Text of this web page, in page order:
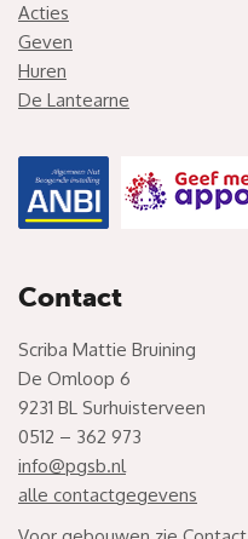
Acties
Geven
Huren
De Lantearne
Contact
Scriba Mattie Bruining
De Omloop 6
9231 BL Surhuisterveen
0512 – 362 973
info@pgsb.nl
alle contactgegevens